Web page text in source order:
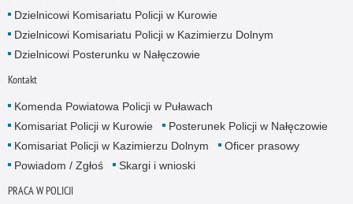
Dzielnicowi Komisariatu Policji w Kurowie
Dzielnicowi Komisariatu Policji w Kazimierzu Dolnym
Dzielnicowi Posterunku w Nałęczowie
Kontakt
Komenda Powiatowa Policji w Puławach
Komisariat Policji w Kurowie
Posterunek Policji w Nałęczowie
Komisariat Policji w Kazimierzu Dolnym
Oficer prasowy
Powiadom / Zgłoś
Skargi i wnioski
PRACA W POLICJI